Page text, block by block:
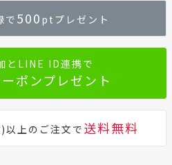
へ
で500 ptプレゼント
とLINE ID連携で
ポンプレゼント
上のご注文で 送料無料